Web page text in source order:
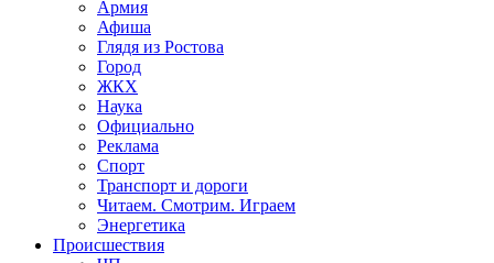
Армия
Афиша
Глядя из Ростова
Город
ЖКХ
Наука
Официально
Реклама
Спорт
Транспорт и дороги
Читаем. Смотрим. Играем
Энергетика
Происшествия